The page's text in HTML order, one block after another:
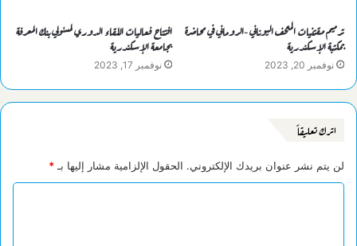
ترميم مقتنيات المتحف اليوناني -الروماني في محاضرة
بمكتبة الإسكندرية
نوفمبر 20, 2023
افتتاح فعاليات اللقاء الدوري لمسئولي بنك المعرفة
بجامعة الإسكندرية
نوفمبر 17, 2023
اترك تعليقاً
لن يتم نشر عنوان بريدك الإلكتروني. الحقول الإلزامية مشار إليها بـ *